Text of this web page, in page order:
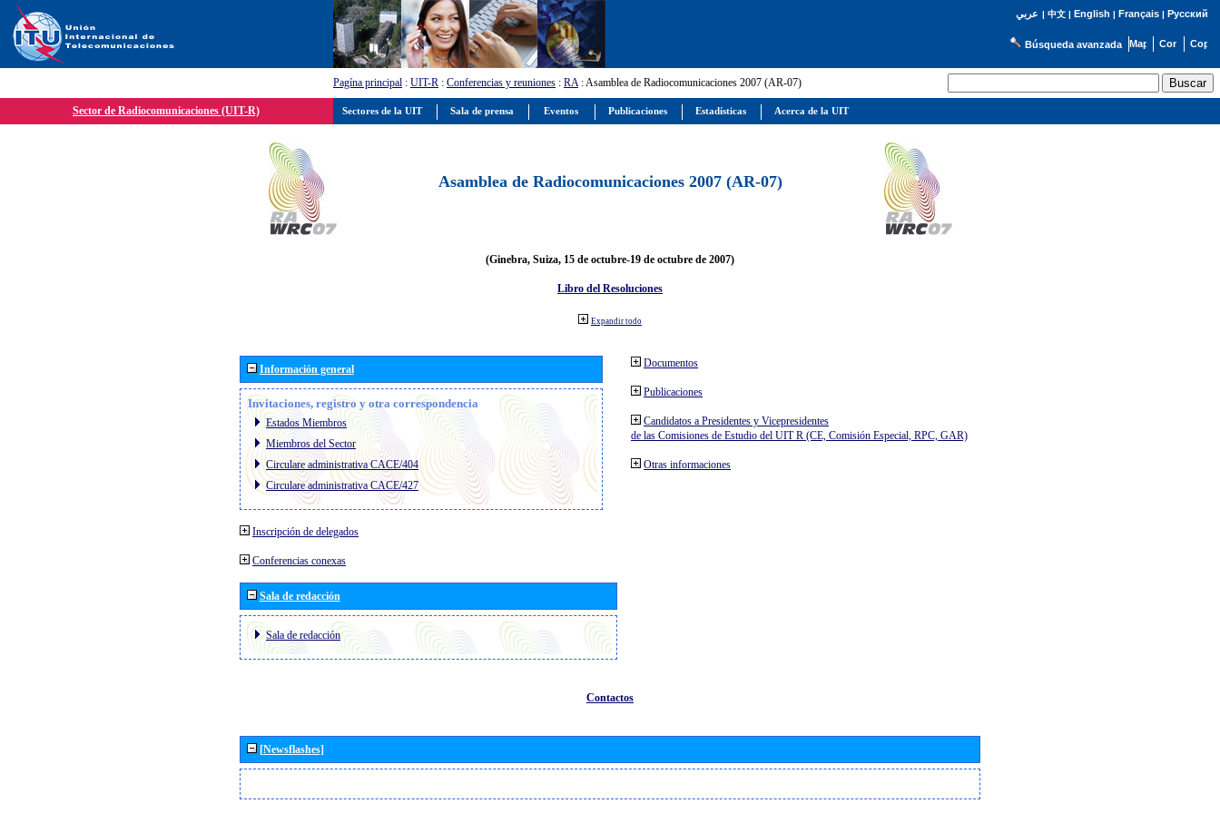
عربي | 中文| English | Français| Русский
Búsqueda avanzada
Pagína principal : UIT-R : Conferencias y reuniones : RA: Asamblea de Radiocomunicaciones 2007 (AR-07)
Sector de Radiocomunicaciones (UIT-R)
Asamblea de Radiocomunicaciones 2007 (AR-07)
(Ginebra, Suiza, 15 de octubre-19 de octubre de 2007)
Libro del Resoluciones
Expandir todo
Información general
Invitaciones, registro y otra correspondencia
Estados Miembros
Miembros del Sector
Circulare administrativa CACE/404
Circulare administrativa CACE/427
Inscripción de delegados
Conferencias conexas
Sala de redacción
Sala de redacción
Documentos
Publicaciones
Candidatos a Presidentes y Vicepresidentes
de las Comisiones de Estudio del UIT R (CE, Comisión Especial, RPC, GAR)
Otras informaciones
Contactos
[Newsflashes]
Sectores de la UIT Sala de prensa Eventos Publicaciones Estadísticas Acerca de la UIT